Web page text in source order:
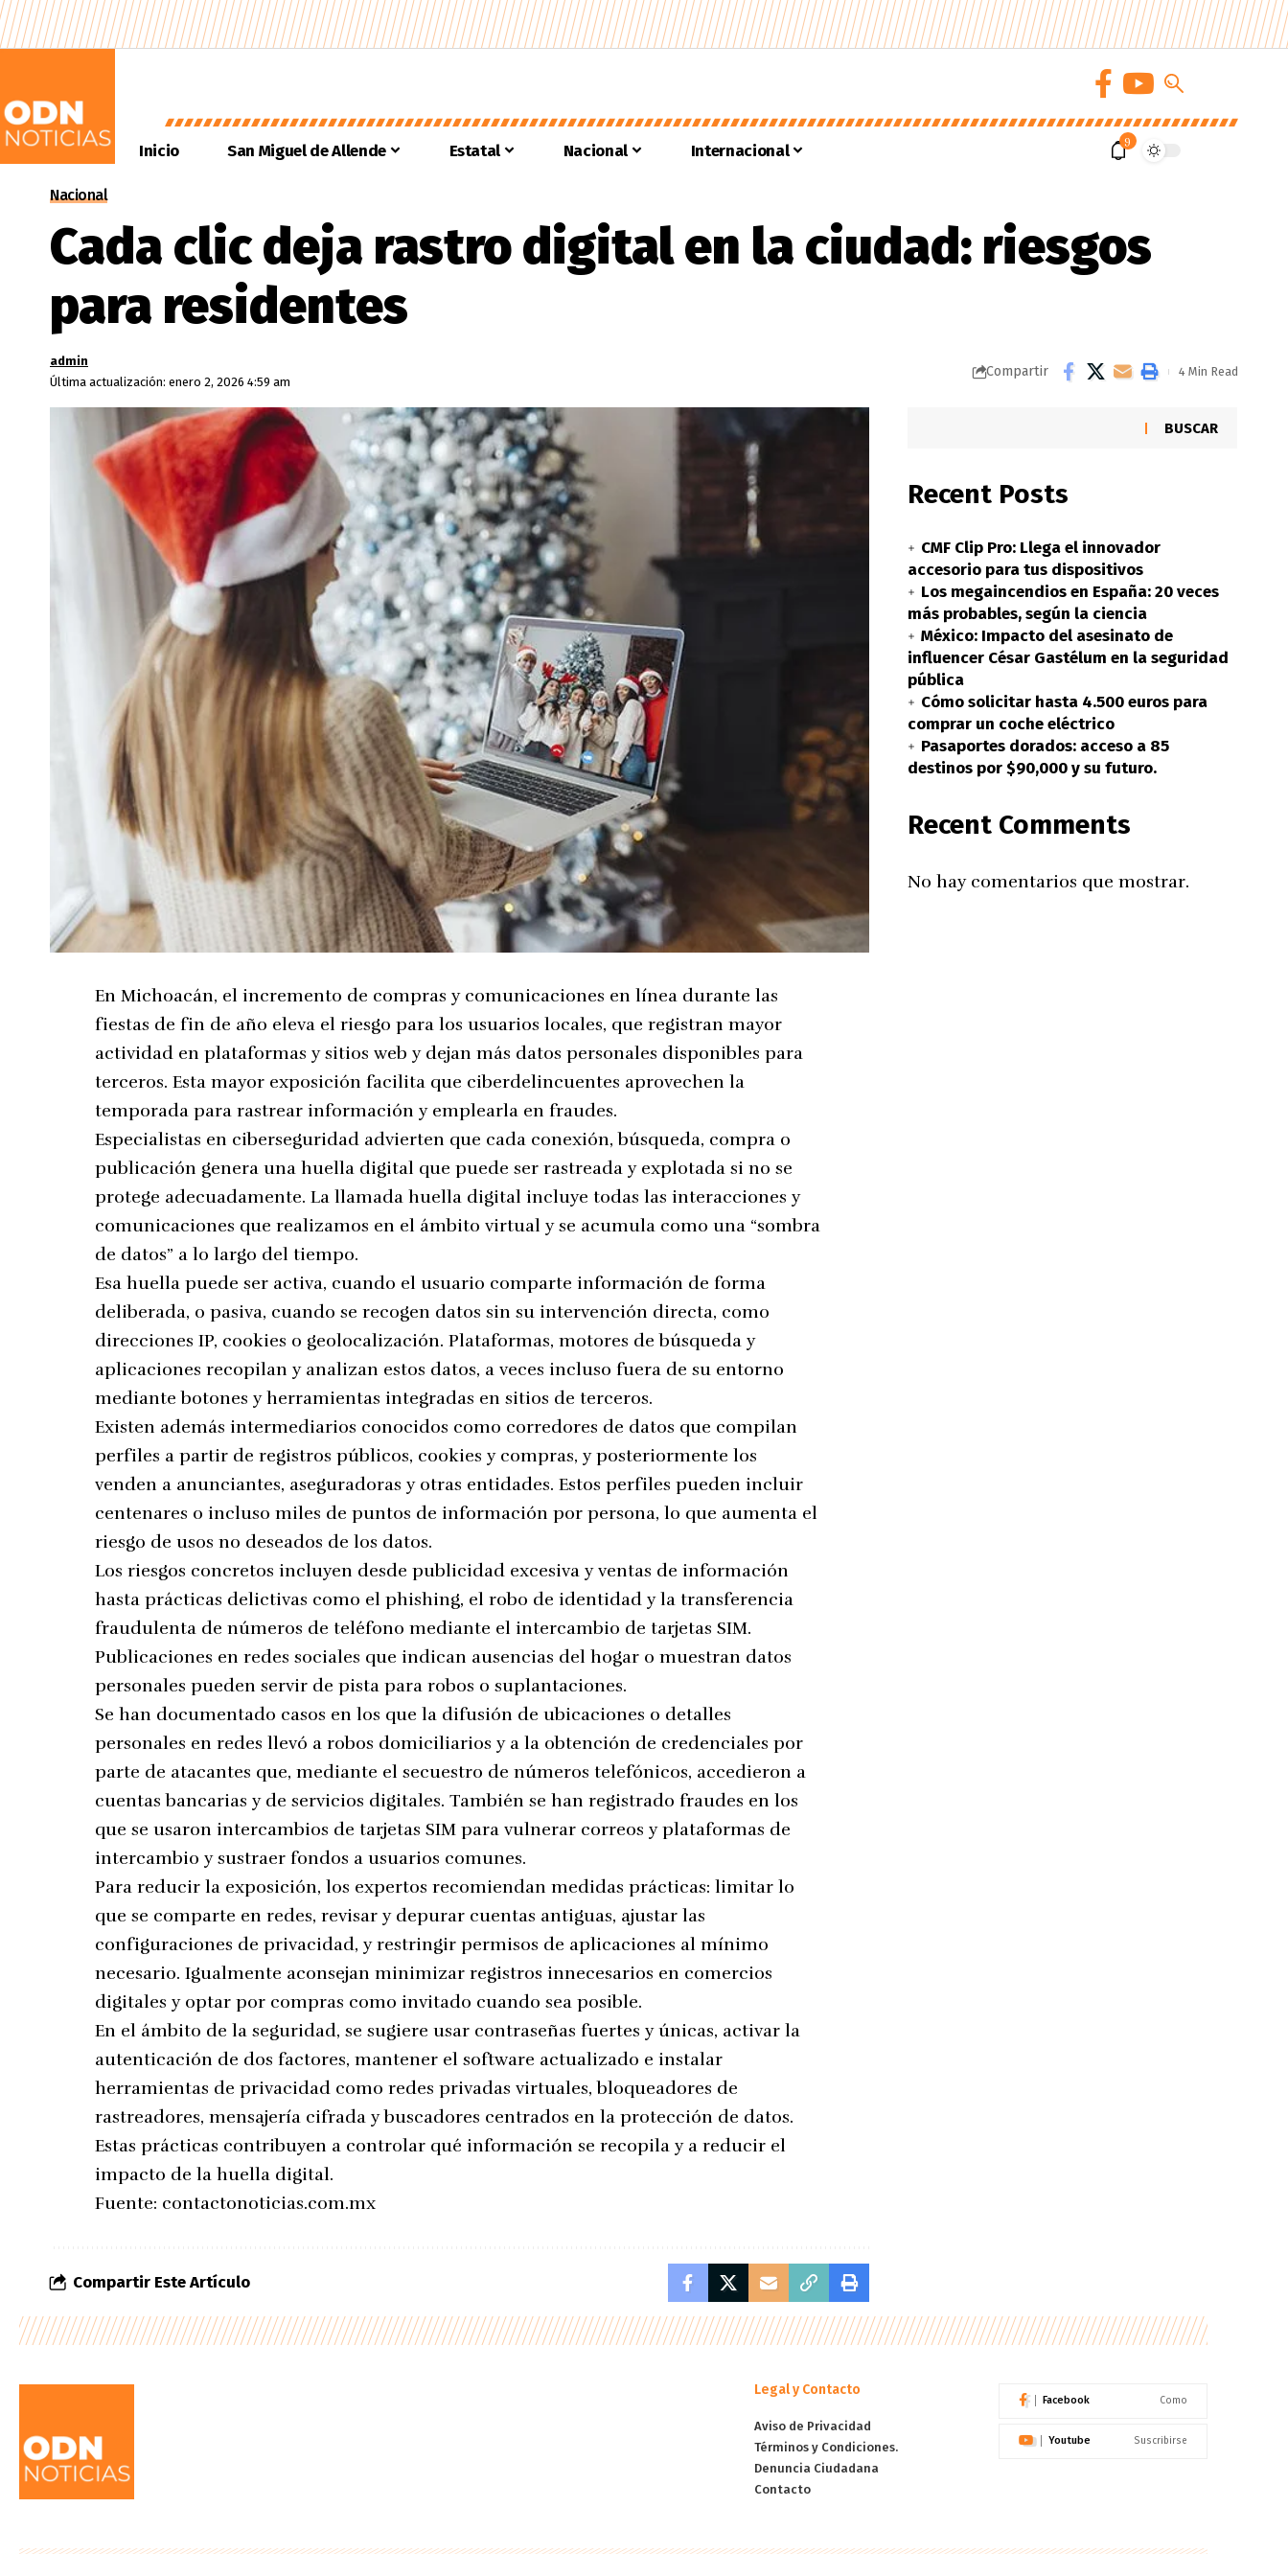
Inicio San Miguel de Allende Estatal Nacional Internacional 9
Nacional
Cada clic deja rastro digital en la ciudad: riesgos
para residentes
Última actualización: enero 2, 2026 4:59 am
admin
Compartir 4 Min Read
En Michoacán, el incremento de compras y comunicaciones en línea durante las
fiestas de fin de año eleva el riesgo para los usuarios locales, que registran mayor
actividad en plataformas y sitios web y dejan más datos personales disponibles para
terceros. Esta mayor exposición facilita que ciberdelincuentes aprovechen la
temporada para rastrear información y emplearla en fraudes.
Especialistas en ciberseguridad advierten que cada conexión, búsqueda, compra o
publicación genera una huella digital que puede ser rastreada y explotada si no se
protege adecuadamente. La llamada huella digital incluye todas las interacciones y
comunicaciones que realizamos en el ámbito virtual y se acumula como una “sombra
de datos” a lo largo del tiempo.
Esa huella puede ser activa, cuando el usuario comparte información de forma
deliberada, o pasiva, cuando se recogen datos sin su intervención directa, como
direcciones IP, cookies o geolocalización. Plataformas, motores de búsqueda y
aplicaciones recopilan y analizan estos datos, a veces incluso fuera de su entorno
mediante botones y herramientas integradas en sitios de terceros.
Existen además intermediarios conocidos como corredores de datos que compilan
perfiles a partir de registros públicos, cookies y compras, y posteriormente los
venden a anunciantes, aseguradoras y otras entidades. Estos perfiles pueden incluir
centenares o incluso miles de puntos de información por persona, lo que aumenta el
riesgo de usos no deseados de los datos.
Los riesgos concretos incluyen desde publicidad excesiva y ventas de información
hasta prácticas delictivas como el phishing, el robo de identidad y la transferencia
fraudulenta de números de teléfono mediante el intercambio de tarjetas SIM.
Publicaciones en redes sociales que indican ausencias del hogar o muestran datos
personales pueden servir de pista para robos o suplantaciones.
Se han documentado casos en los que la difusión de ubicaciones o detalles
personales en redes llevó a robos domiciliarios y a la obtención de credenciales por
parte de atacantes que, mediante el secuestro de números telefónicos, accedieron a
cuentas bancarias y de servicios digitales. También se han registrado fraudes en los
que se usaron intercambios de tarjetas SIM para vulnerar correos y plataformas de
intercambio y sustraer fondos a usuarios comunes.
Para reducir la exposición, los expertos recomiendan medidas prácticas: limitar lo
que se comparte en redes, revisar y depurar cuentas antiguas, ajustar las
configuraciones de privacidad, y restringir permisos de aplicaciones al mínimo
necesario. Igualmente aconsejan minimizar registros innecesarios en comercios
digitales y optar por compras como invitado cuando sea posible.
En el ámbito de la seguridad, se sugiere usar contraseñas fuertes y únicas, activar la
autenticación de dos factores, mantener el software actualizado e instalar
herramientas de privacidad como redes privadas virtuales, bloqueadores de
rastreadores, mensajería cifrada y buscadores centrados en la protección de datos.
Estas prácticas contribuyen a controlar qué información se recopila y a reducir el
impacto de la huella digital.
Fuente: contactonoticias.com.mx
Compartir Este Artículo
BUSCAR
Recent Posts
CMF Clip Pro: Llega el innovador
accesorio para tus dispositivos
Los megaincendios en España: 20 veces
más probables, según la ciencia
México: Impacto del asesinato de
influencer César Gastélum en la seguridad
pública
Cómo solicitar hasta 4.500 euros para
comprar un coche eléctrico
Pasaportes dorados: acceso a 85
destinos por $90,000 y su futuro.
Recent Comments
No hay comentarios que mostrar.
Legal y Contacto
Aviso de Privacidad
Términos y Condiciones.
Denuncia Ciudadana
Contacto
Facebook Como
Youtube Suscribirse